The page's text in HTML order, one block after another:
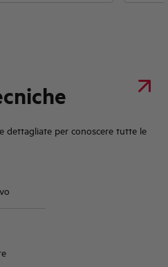
dettagliate per conoscere tutte le